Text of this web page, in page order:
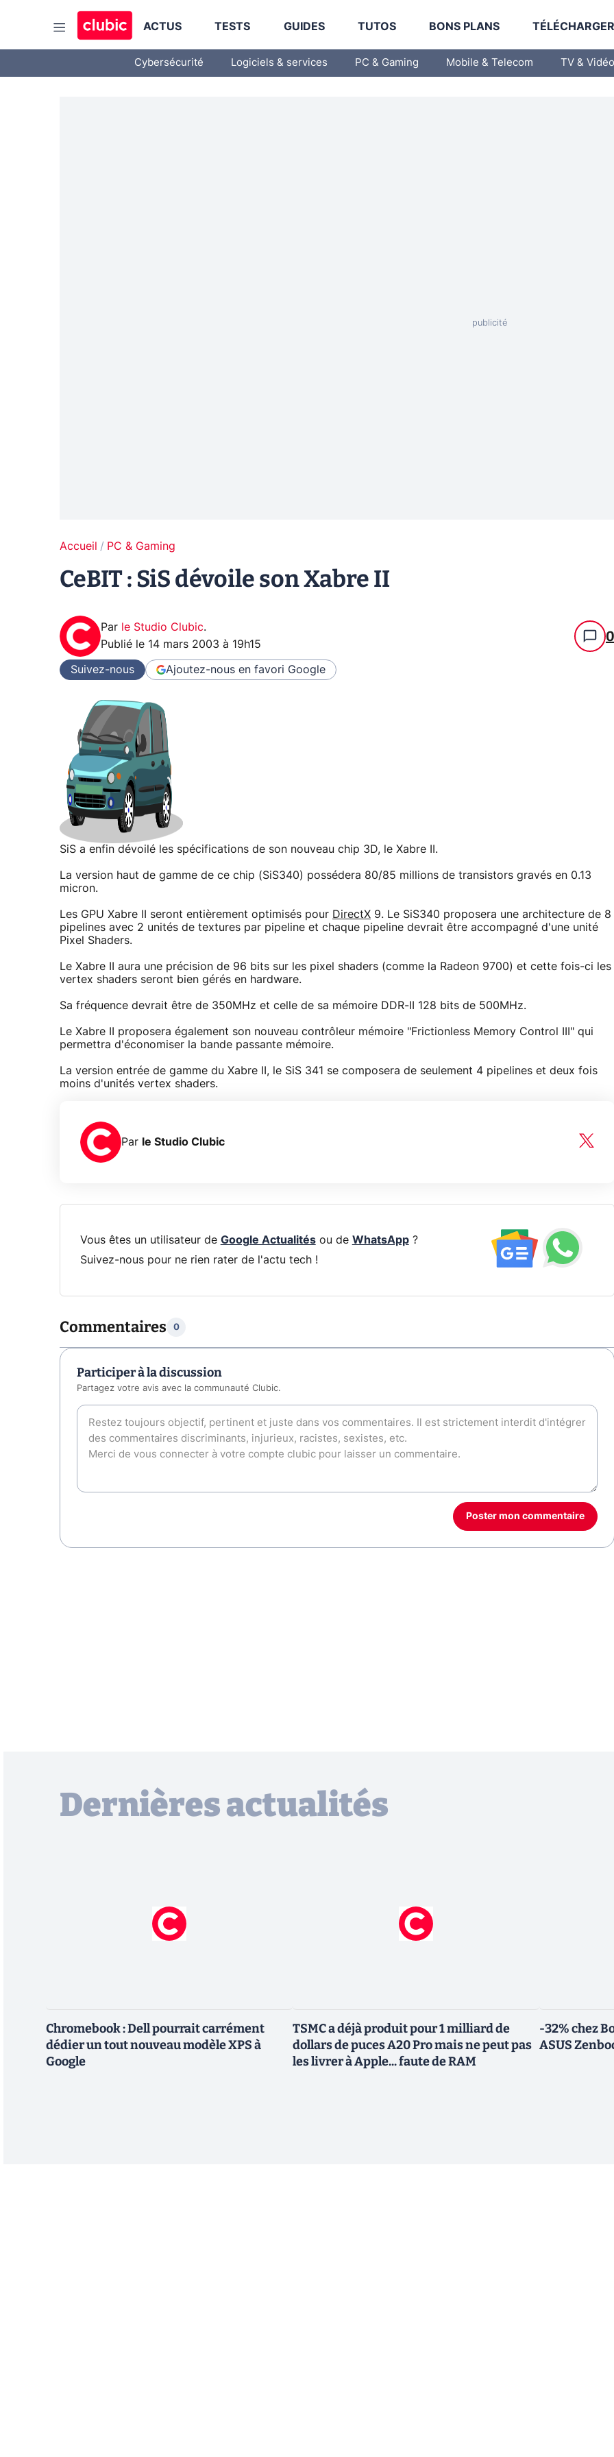
ACTUS TESTS GUIDES TUTOS BONS PLANS
Cybersécurité Logiciels & services PC & Gaming Mobile & Telecom TV & Vidéo
Accueil PC & Gaming
CeBIT : SiS dévoile son Xabre II
Par le Studio Clubic.
Publié le 14 mars 2003 à 19h15 0
Suivez-nous Ajoutez-nous en favori Google
SiS a enfin dévoilé les spécifications de son nouveau chip 3D, le Xabre II.
La version haut de gamme de ce chip (SiS340) possédera 80/85 millions de transistors gravés en 0.13
micron.
Les GPU Xabre II seront entièrement optimisés pour DirectX 9. Le SiS340 proposera une architecture de 8
pipelines avec 2 unités de textures par pipeline et chaque pipeline devrait être accompagné d'une unité
Pixel Shaders.
Le Xabre II aura une précision de 96 bits sur les pixel shaders (comme la Radeon 9700) et cette fois-ci les
vertex shaders seront bien gérés en hardware.
Sa fréquence devrait être de 350MHz et celle de sa mémoire DDR-II 128 bits de 500MHz.
Le Xabre II proposera également son nouveau contrôleur mémoire "Frictionless Memory Control III" qui
permettra d'économiser la bande passante mémoire.
La version entrée de gamme du Xabre II, le SiS 341 se composera de seulement 4 pipelines et deux fois
moins d'unités vertex shaders.
Par le Studio Clubic
Vous êtes un utilisateur de Google Actualitésou de WhatsApp?
Suivez-nous pour ne rien rater de l'actu tech !
Commentaires 0
Participer à la discussion
Partagez votre avis avec la communauté Clubic.
Poster mon commentaire
Dernières actualités
Chromebook : Dell pourrait carrément
dédier un tout nouveau modèle XPS à
Google
TSMC a déjà produit pour 1 milliard de
dollars de puces A20 Pro mais ne peut pas
les livrer à Apple... faute de RAM
-32% chez
ASUS